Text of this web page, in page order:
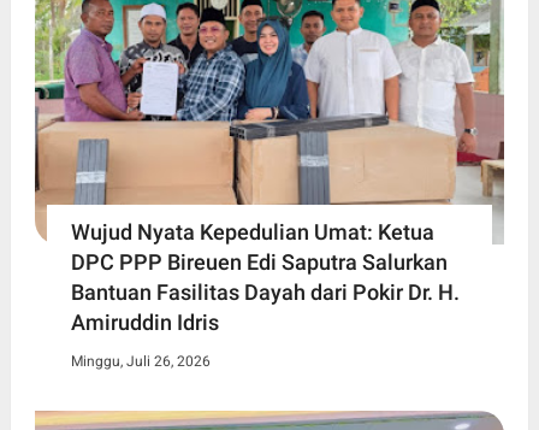
Wujud Nyata Kepedulian Umat: Ketua
DPC PPP Bireuen Edi Saputra Salurkan
Bantuan Fasilitas Dayah dari Pokir Dr. H.
Amiruddin Idris
Minggu, Juli 26, 2026